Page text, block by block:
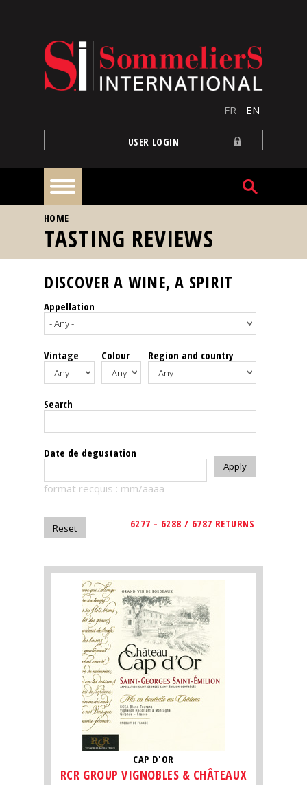
FR EN
USER LOGIN
Home
Our
events
Spirits
Tasting
reviews
The
magazine
Magazine
YOU ARE HERE
HOME
TASTING REVIEWS
DISCOVER A WINE, A SPIRIT
Appellation
Vintage Colour Region and country
Search
Date de degustation
format recquis : mm/aaaa
6277 - 6288 / 6787 RETURNS
CAP D'OR
RCR GROUP VIGNOBLES & CHÂTEAUX